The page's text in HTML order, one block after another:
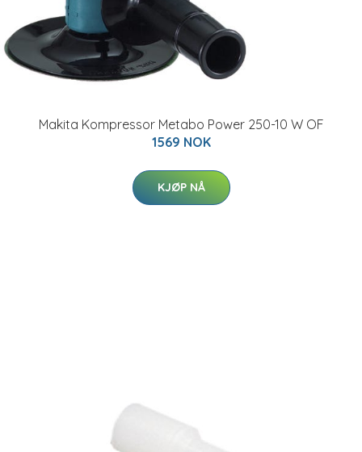
Makita Kompressor Metabo Power 250-10 W OF
1569 NOK
KJØP NÅ